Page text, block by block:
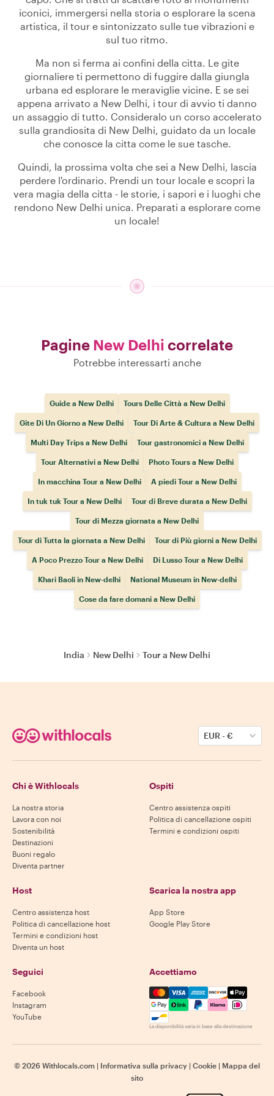
iconici, immergersi nella storia o esplorare la scena
artistica, il tour e sintonizzato sulle tue vibrazioni e
sul tuo ritmo.
Ma non si ferma ai confini della citta. Le gite
giornaliere ti permettono di fuggire dalla giungla
urbana ed esplorare le meraviglie vicine. E se sei
appena arrivato a New Delhi, i tour di avvio ti danno
un assaggio di tutto. Consideralo un corso accelerato
sulla grandiosita di New Delhi, guidato da un locale
che conosce la citta come le sue tasche.
Quindi, la prossima volta che sei a New Delhi, lascia
perdere l'ordinario. Prendi un tour locale e scopri la
vera magia della citta - le storie, i sapori e i luoghi che
rendono New Delhi unica. Preparati a esplorare come
un locale!
Pagine New Delhi correlate
Potrebbe interessarti anche
Guide a New Delhi Tours Delle Città a New Delhi
Gite Di Un Giorno a New Delhi Tour Di Arte & Cultura a New Delhi
Multi Day Trips a New Delhi Tour gastronomici a New Delhi
Tour Alternativi a New Delhi Photo Tours a New Delhi
In macchina Tour a New Delhi A piedi Tour a New Delhi
In tuk tuk Tour a New Delhi Tour di Breve durata a New Delhi
Tour di Mezza giornata a New Delhi
Tour di Tutta la giornata a New Delhi Tour di Più giorni a New Delhi
A Poco Prezzo Tour a New Delhi Di Lusso Tour a New Delhi
Khari Baoli in New-delhi National Museum in New-delhi
Cose da fare domani a New Delhi
India New Delhi Tour a New Delhi
EUR-€
Chi è Withlocals
La nostra storia
Lavora con noi
Sostenibilità
Destinazioni
Buoni regalo
Diventa partner
Ospiti
Centro assistenza ospiti
Politica di cancellazione ospiti
Termini e condizioni ospiti
Host
Centro assistenza host
Politica di cancellazione host
Termini e condizioni host
Diventa un host
Scarica la nostra app
App Store
Google Play Store
Seguici
Facebook
Instagram
YouTube
Accettiamo
Mastercard, Visa, Amex,
La disponibilità varia in base alla destinazione
© 2026 Withlocals.com | Informativa sulla privacy | Cookie | Mappa del
sito